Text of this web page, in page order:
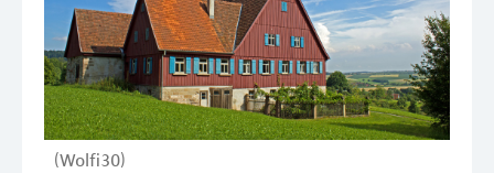
(Wolfi30)